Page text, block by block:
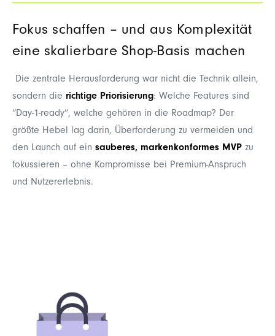
Fokus schaffen – und aus Komplexität
eine skalierbare Shop‑Basis machen
Die zentrale Herausforderung war nicht die Technik allein,
sondern die richtige Priorisierung: Welche Features sind
“Day‑1‑ready”, welche gehören in die Roadmap? Der
größte Hebel lag darin, Überforderung zu vermeiden und
den Launch auf ein sauberes, markenkonformes MVP zu
fokussieren – ohne Kompromisse bei Premium‑Anspruch
und Nutzererlebnis.